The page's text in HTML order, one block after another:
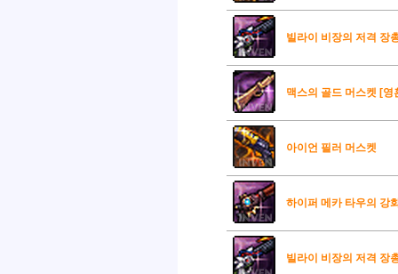
빌라이 비장의 저격 장
맥스의 골드 머스켓 [영
아이언 필러 머스켓
하이퍼 메카 타우의 강
빌라이 비장의 저격 장